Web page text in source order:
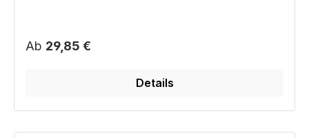
Regulärer Preis:
Ab 29,85 €
Details